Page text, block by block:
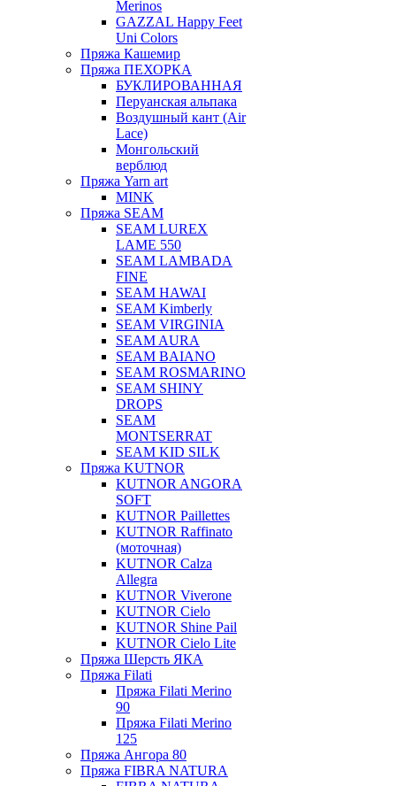
Merinos
GAZZAL Happy Feet
Uni Colors
Пряжа Кашемир
Пряжа ПЕХОРКА
БУКЛИРОВАННАЯ
Перуанская альпака
Воздушный кант (Air
Lace)
Монгольский
верблюд
Пряжа Yarn art
MINK
Пряжа SEAM
SEAM LUREX
LAME 550
SEAM LAMBADA
FINE
SEAM HAWAI
SEAM Kimberly
SEAM VIRGINIA
SEAM AURA
SEAM BAIANO
SEAM ROSMARINO
SEAM SHINY
DROPS
SEAM
MONTSERRAT
SEAM KID SILK
Пряжа KUTNOR
KUTNOR ANGORA
SOFT
KUTNOR Paillettes
KUTNOR Raffinato
(моточная)
KUTNOR Calza
Allegra
KUTNOR Viverone
KUTNOR Cielo
KUTNOR Shine Pail
KUTNOR Cielo Lite
Пряжа Шерсть ЯКА
Пряжа Filati
Пряжа Filati Merino
90
Пряжа Filati Merino
125
Пряжа Ангора 80
Пряжа FIBRA NATURA